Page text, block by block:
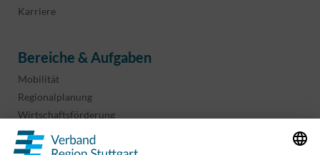
Karriere
Bereiche & Aufgaben
Mobilität
Regionalplanung
Wirtschaftsförderung
Sport und Kultur